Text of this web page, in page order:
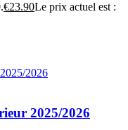
€23.90Le prix actuel est :
2025/2026